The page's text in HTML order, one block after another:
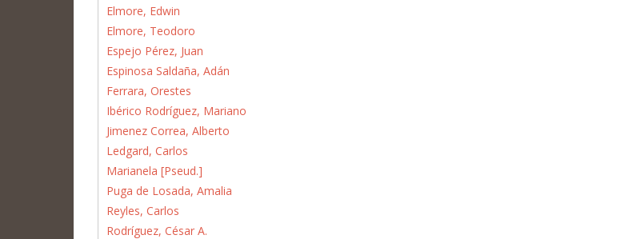
Elmore, Edwin
Elmore, Teodoro
Espejo Pérez, Juan
Espinosa Saldaña, Adán
Ferrara, Orestes
Ibérico Rodríguez, Mariano
Jimenez Correa, Alberto
Ledgard, Carlos
Marianela [Pseud.]
Puga de Losada, Amalia
Reyles, Carlos
Rodríguez, César A.